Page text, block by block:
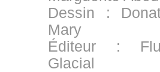
Dessin :
Mary
Éditeur :
Glacial